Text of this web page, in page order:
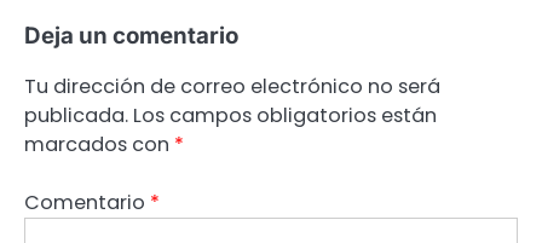
Deja un comentario
Tu dirección de correo electrónico no será
publicada. Los campos obligatorios están
marcados con *
Comentario *